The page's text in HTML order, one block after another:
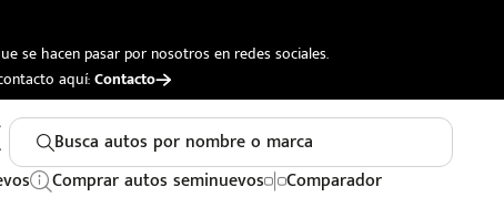
se hacen pasar por nosotros en redes sociales.
aquí:Contacto
Busca autos por nombre o marca
Comprar autos seminuevos Comparador